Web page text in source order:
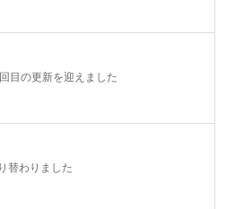
目の更新を迎えました
替わりました